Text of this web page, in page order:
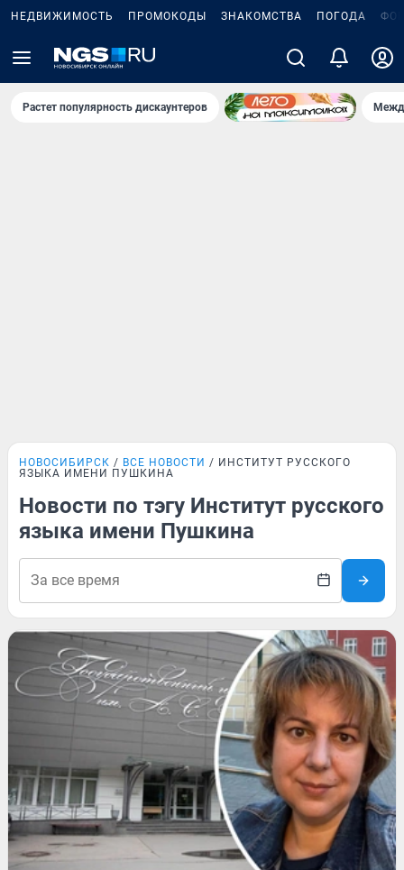
НЕДВИЖИМОСТЬ ПРОМОКОДЫ ЗНАКОМСТВА ПОГОДА
Растет популярность дискаунтеров
НОВОСИБИРСК ВСЕ НОВОСТИ
ИНСТИТУТ РУССКОГО
ЯЗЫКА ИМЕНИ ПУШКИНА
Новости по тэгу Институт русского
языка имени Пушкина